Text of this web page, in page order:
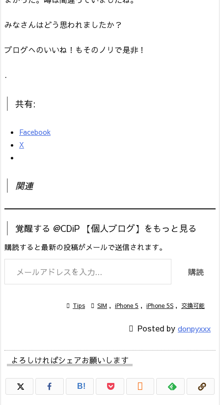
みなさんはどう思われましたか？
ブログへのいいね！もそのノリで是非！
.
共有:
Facebook
X
関連
覚醒する @CDiP 【個人ブログ】をもっと見る
購読すると最新の投稿がメールで送信されます。
メールアドレスを入力...
購読
 Tips  SIM , iPhone 5 , iPhone 5S , 交換可能
 Posted by donpyxxx
よろしければシェアお願いします
B! 